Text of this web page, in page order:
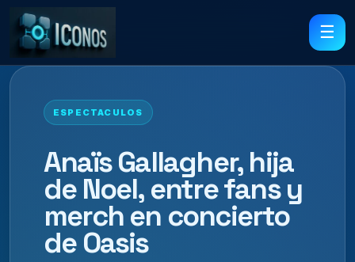
☰
ESPECTACULOS
Anaïs Gallagher, hija
de Noel, entre fans y
merch en concierto
de Oasis